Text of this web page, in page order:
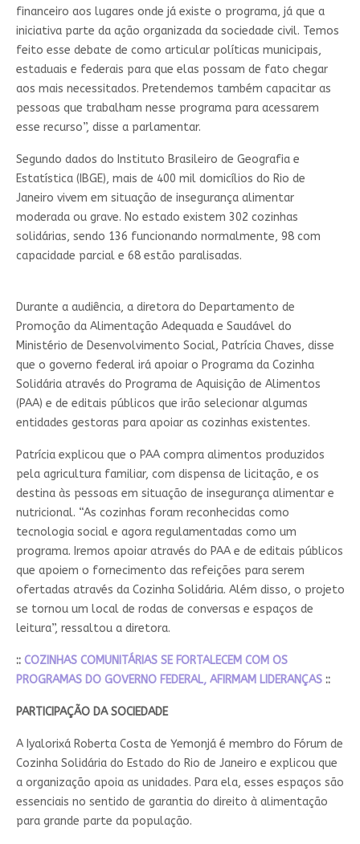
financeiro aos lugares onde já existe o programa, já que a
iniciativa parte da ação organizada da sociedade civil. Temos
feito esse debate de como articular políticas municipais,
estaduais e federais para que elas possam de fato chegar
aos mais necessitados. Pretendemos também capacitar as
pessoas que trabalham nesse programa para acessarem
esse recurso”, disse a parlamentar.
Segundo dados do Instituto Brasileiro de Geografia e
Estatística (IBGE), mais de 400 mil domicílios do Rio de
Janeiro vivem em situação de insegurança alimentar
moderada ou grave. No estado existem 302 cozinhas
solidárias, sendo 136 funcionando normalmente, 98 com
capacidade parcial e 68 estão paralisadas.
Durante a audiência, a diretora do Departamento de
Promoção da Alimentação Adequada e Saudável do
Ministério de Desenvolvimento Social, Patrícia Chaves, disse
que o governo federal irá apoiar o Programa da Cozinha
Solidária através do Programa de Aquisição de Alimentos
(PAA) e de editais públicos que irão selecionar algumas
entidades gestoras para apoiar as cozinhas existentes.
Patrícia explicou que o PAA compra alimentos produzidos
pela agricultura familiar, com dispensa de licitação, e os
destina às pessoas em situação de insegurança alimentar e
nutricional. “As cozinhas foram reconhecidas como
tecnologia social e agora regulamentadas como um
programa. Iremos apoiar através do PAA e de editais públicos
que apoiem o fornecimento das refeições para serem
ofertadas através da Cozinha Solidária. Além disso, o projeto
se tornou um local de rodas de conversas e espaços de
leitura”, ressaltou a diretora.
:: COZINHAS COMUNITÁRIAS SE FORTALECEM COM OS
PROGRAMAS DO GOVERNO FEDERAL, AFIRMAM LIDERANÇAS::
PARTICIPAÇÃO DA SOCIEDADE
A Iyalorixá Roberta Costa de Yemonjá é membro do Fórum de
Cozinha Solidária do Estado do Rio de Janeiro e explicou que
a organização apoia as unidades. Para ela, esses espaços são
essenciais no sentido de garantia do direito à alimentação
para grande parte da população.